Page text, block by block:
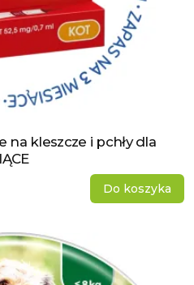
na kleszcze i pchły dla
Do koszyka